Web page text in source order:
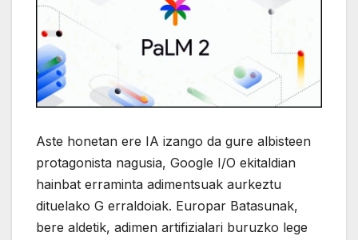
Aste honetan ere IA izango da gure albisteen
protagonista nagusia, Google I/O ekitaldian
hainbat erraminta adimentsuak aurkeztu
dituelako G erraldoiak. Europar Batasunak,
bere aldetik, adimen artifizialari buruzko lege